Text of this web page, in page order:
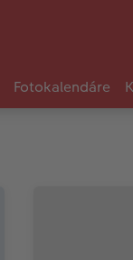
Fotokalendáre